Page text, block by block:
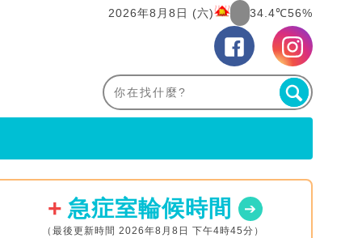
2026年8月8日 (六) 34.4℃56%
急症室輪候時間
（最後更新時間 2026年8月8日 下午4時45分）